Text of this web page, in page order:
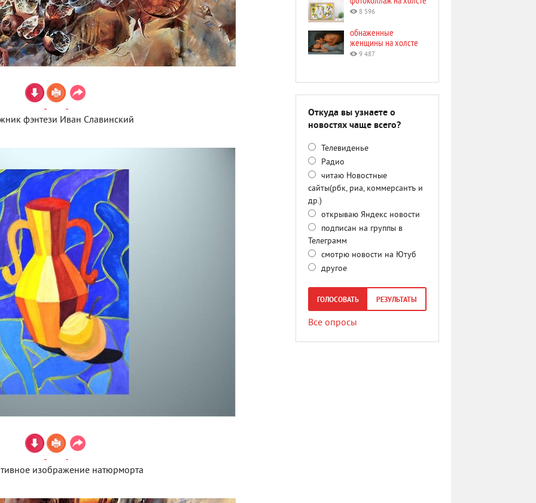
фэнтези Иван Славинский
изображение натюрморта
8 596
обнаженные
женщины на холсте
9 487
Откуда вы узнаете о
новостях чаще всего?
Телевиденье
Радио
читаю Новостные
сайты(рбк, риа, коммерсантъ и
др.)
открываю Яндекс новости
подписан на группы в
Телеграмм
смотрю новости на Ютуб
другое
ГОЛОСОВАТЬ РЕЗУЛЬТАТЫ
Все опросы